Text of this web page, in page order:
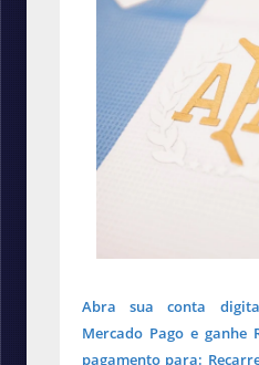
Abra sua conta
Mercado Pago e ganhe
pagamento para: